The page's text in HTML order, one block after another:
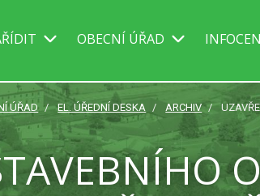
OBECNÍ ÚŘAD
ÚŘAD EL. ÚŘEDNÍ DESKA ARCHIV